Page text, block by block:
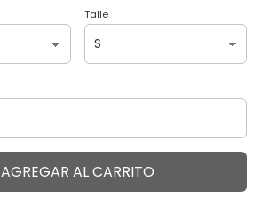
Talle
AGREGAR AL CARRITO